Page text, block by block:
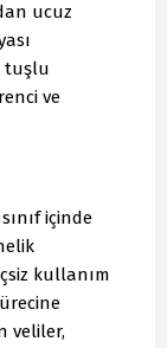
ucuz
tuşlu
ve
içinde
kullanım
veliler,